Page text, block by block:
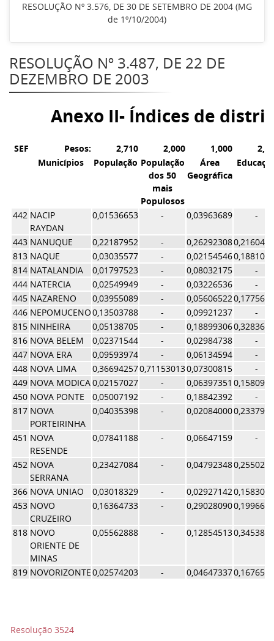
RESOLUÇÃO Nº 3.576, DE 30 DE SETEMBRO DE 2004 (MG
de 1º/10/2004)
RESOLUÇÃO Nº 3.487, DE 22 DE
DEZEMBRO DE 2003
Anexo II- Índices de
SEF Pesos: 2,710 2,000 1,000
Municípios
População População
dos 50
mais
Populosos
Área
Geográfica
442 NACIP
RAYDAN
0,01536653 - 0,03963689 -
443 NANUQUE 0,22187952 - 0,26292308
813 NAQUE 0,03035577 - 0,02154546
814 NATALANDIA 0,01797523 - 0,08032175
-
444 NATERCIA 0,02549949 - 0,03226536
-
445 NAZARENO 0,03955089 - 0,05606522
446 NEPOMUCENO0,13503788 - 0,09921237
-
815 NINHEIRA 0,05138705 - 0,18899306
816 NOVA BELEM 0,02371544 - 0,02984738
-
447 NOVA ERA 0,09593974 - 0,06134594
-
448 NOVA LIMA 0,366942570,711530130,07300815
-
449 NOVA MODICA0,02157027 - 0,06397351
450 NOVA PONTE 0,05007192 - 0,18842392
-
817 NOVA
PORTEIRINHA
0,04035398 - 0,02084000
451 NOVA
RESENDE
0,07841188 - 0,06647159 -
452 NOVA
SERRANA
0,23427084 - 0,04792348
366 NOVA UNIAO 0,03018329 - 0,02927142
453 NOVO
CRUZEIRO
0,16364733 - 0,29028090
818 NOVO
ORIENTE DE
MINAS
0,05562888 - 0,12854513
819 NOVORIZONTE0,02574203 - 0,04647337
Resolução 3524